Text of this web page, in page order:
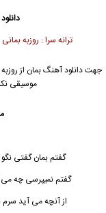
ترانه سرا : روزبه
جهت دانلود آهنگ بمان از
موسیقی
گفتمبمانگفتی
گفتم نمیپرسی چه می
از آنچه می آید سرم